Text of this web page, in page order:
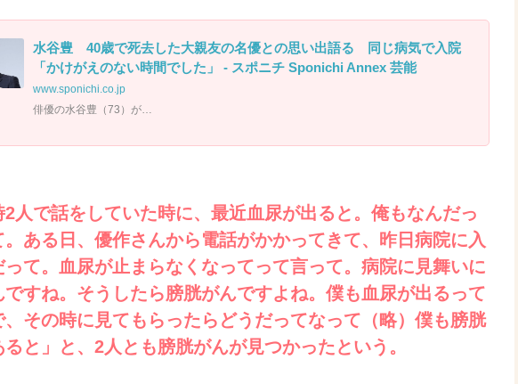
水谷豊 40歳で死去した大親友の名優との思い出語る 同じ病気で入院
「かけがえのない時間でした」 - スポニチ Sponichi Annex 芸能
www.sponichi.co.jp
俳優の水谷豊（73）が…
2人で話をしていた時に、最近血尿が出ると。俺もなんだっ
。ある日、優作さんから電話がかかってきて、昨日病院に入
って。血尿が止まらなくなってって言って。病院に見舞いに
ですね。そうしたら膀胱がんですよね。僕も血尿が出るって
、その時に見てもらったらどうだってなって（略）僕も膀胱
と」と、2人とも膀胱がんが見つかったという。